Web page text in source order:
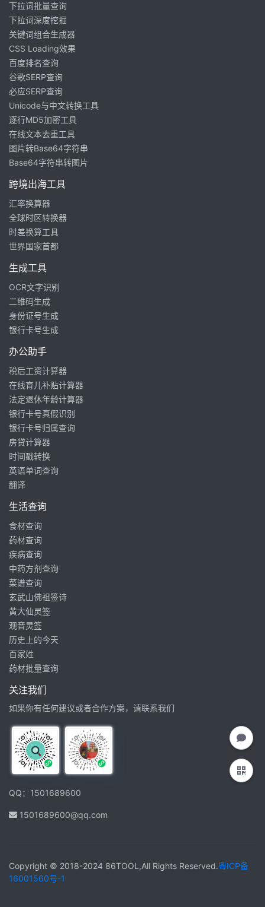
下拉词批量查询
下拉词深度挖掘
关键词组合生成器
CSS Loading效果
百度排名查询
谷歌SERP查询
必应SERP查询
Unicode与中文转换工具
逐行MD5加密工具
在线文本去重工具
图片转Base64字符串
Base64字符串转图片
跨境出海工具
汇率换算器
全球时区转换器
时差换算工具
世界国家首都
生成工具
OCR文字识别
二维码生成
身份证号生成
银行卡号生成
办公助手
税后工资计算器
在线育儿补贴计算器
法定退休年龄计算器
银行卡号真假识别
银行卡号归属查询
房贷计算器
时间戳转换
英语单词查询
翻译
生活查询
食材查询
药材查询
疾病查询
中药方剂查询
菜谱查询
玄武山佛祖签诗
黄大仙灵签
观音灵签
历史上的今天
百家姓
药材批量查询
关注我们
如果你有任何建议或者合作方案，请联系我们
QQ：1501689600
1501689600@qq.com
Copyright © 2018-2024 86TOOL,All Rights Reserved.粤ICP备
16001560号-1